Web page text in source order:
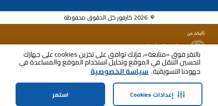
بالنقر فوق «متابعة»، فإنك توافق على تخزين cookies على جهازك
لتحسين التنقل في الموقع وتحليل استخدام الموقع والمساعدة في
جهودنا التسويقية. سياسة الخصوصية
استمر إعدادات Cookies
© 2026 كارفور كل الحقوق محفوظة